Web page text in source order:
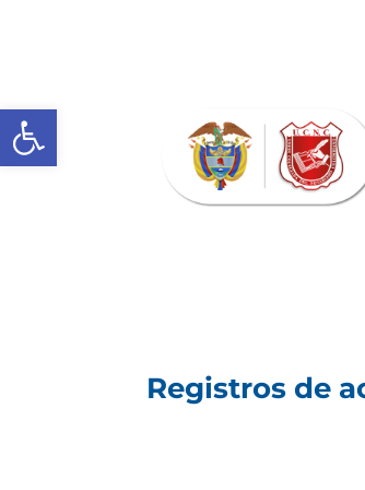
Abrir barra de herramientas
Registros de